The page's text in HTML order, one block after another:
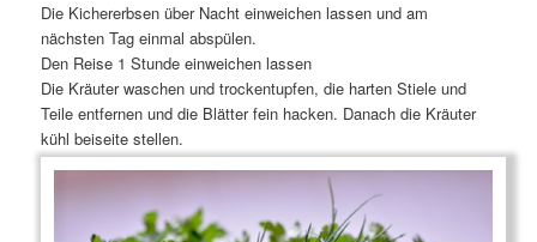
Die Kichererbsen über Nacht einweichen lassen und am
nächsten Tag einmal abspülen.
Den Reise 1 Stunde einweichen lassen
Die Kräuter waschen und trockentupfen, die harten Stiele und
Teile entfernen und die Blätter fein hacken. Danach die Kräuter
kühl beiseite stellen.